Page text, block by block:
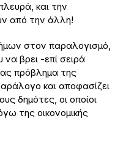
και την
από την άλλη!
στον παραλογισμό,
βρει -επί σειρά
πρόβλημα της
και αποφασίζει
δημότες, οι οποίοι
της οικονομικής